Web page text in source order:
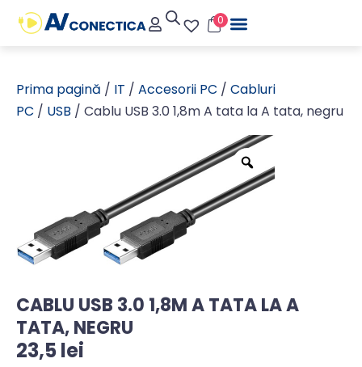
0
Prima pagină / IT / Accesorii PC / Cabluri
PC / USB / Cablu USB 3.0 1,8m A tata la A tata, negru
CABLU USB 3.0 1,8M A TATA LA A
TATA, NEGRU
23,5lei